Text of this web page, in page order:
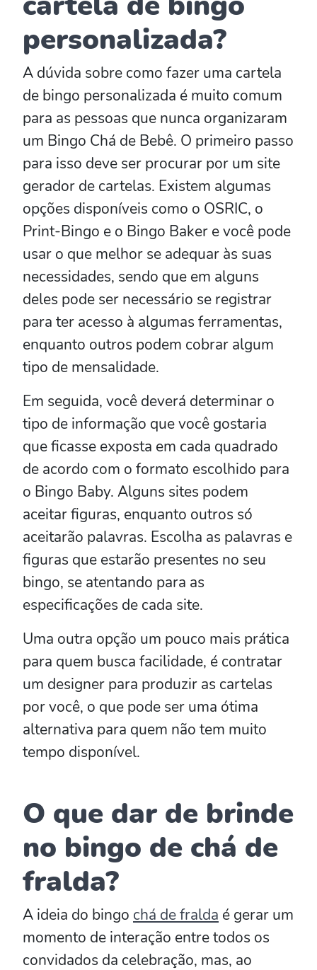
personalizada?
A dúvida sobre como fazer uma cartela
de bingo personalizada é muito comum
para as pessoas que nunca organizaram
um Bingo Chá de Bebê. O primeiro passo
para isso deve ser procurar por um site
gerador de cartelas. Existem algumas
opções disponíveis como o OSRIC, o
Print-Bingo e o Bingo Baker e você pode
usar o que melhor se adequar às suas
necessidades, sendo que em alguns
deles pode ser necessário se registrar
para ter acesso à algumas ferramentas,
enquanto outros podem cobrar algum
tipo de mensalidade.
Em seguida, você deverá determinar o
tipo de informação que você gostaria
que ficasse exposta em cada quadrado
de acordo com o formato escolhido para
o Bingo Baby. Alguns sites podem
aceitar figuras, enquanto outros só
aceitarão palavras. Escolha as palavras e
figuras que estarão presentes no seu
bingo, se atentando para as
especificações de cada site.
Uma outra opção um pouco mais prática
para quem busca facilidade, é contratar
um designer para produzir as cartelas
por você, o que pode ser uma ótima
alternativa para quem não tem muito
tempo disponível.
O que dar de brinde
no bingo de chá de
fralda?
A ideia do bingo chá de fralda é gerar um
momento de interação entre todos os
convidados da celebração, mas, ao